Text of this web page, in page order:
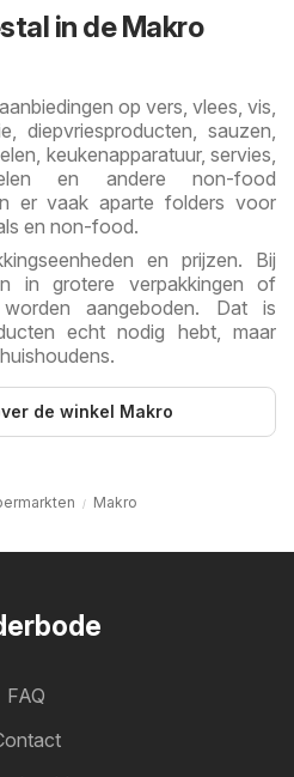
in de Makro
op vers, vlees, vis,
diepvriesproducten, sauzen,
keukenapparatuur, servies,
en andere non-food
er vaak aparte folders voor
en non-food.
en prijzen. Bij
in grotere verpakkingen of
worden aangeboden. Dat is
echt nodig hebt, maar
de winkel Makro
Makro
FAQ